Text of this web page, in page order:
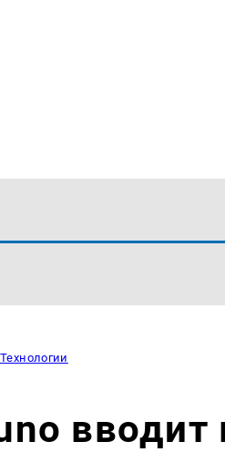
Технологии